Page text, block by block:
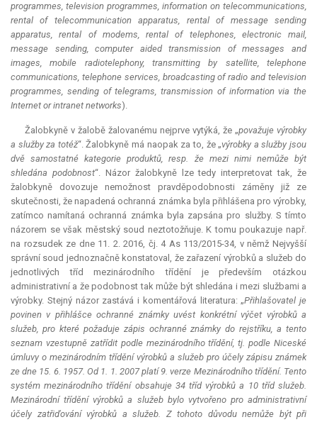
programmes, television programmes, information on telecommunications,
rental of telecommunicationapparatus, rental of message sending
apparatus, rental of modems, rental of telephones, electronic mail,
message sending, computer aided transmission of messages and
images, mobile radiotelephony, transmitting by satellite, telephone
communications, telephone services, broadcasting of radio and television
programmes, sending of telegrams, transmission of information via the
Internet or intranet networks).
Žalobkyně v žalobě žalovanému nejprve vytýká, že „považuje výrobky
a služby za totéž“. Žalobkyně má naopak za to, že „výrobky a služby jsou
dvě samostatné kategorie produktů, resp. že mezi nimi nemůže být
shledána podobnost“. Názor žalobkyně lze tedy interpretovat tak, že
žalobkyně dovozuje nemožnost pravděpodobnosti záměny již ze
skutečnosti, že napadená ochranná známka byla přihlášena pro výrobky,
zatímco namítaná ochranná známka byla zapsána pro služby. S tímto
názorem se však městský soud neztotožňuje. K tomu poukazuje např.
na rozsudek ze dne 11. 2. 2016, čj. 4 As 113/2015-34, v němž Nejvyšší
správní soud jednoznačně konstatoval, že zařazení výrobků a služeb do
jednotlivých tříd mezinárodního třídění je především otázkou
administrativní a že podobnost tak může být shledána i mezi službami a
výrobky. Stejný názor zastává i komentářová literatura: „Přihlašovatel je
povinen v přihlášce ochranné známky uvést konkrétní výčet výrobků a
služeb, pro které požaduje zápis ochranné známky do rejstříku, a tento
seznam vzestupně zatřídit podle mezinárodního třídění, tj. podle Niceské
úmluvy o mezinárodním třídění výrobků a služeb pro účely zápisu známek
ze dne 15. 6. 1957. Od 1. 1. 2007 platí 9. verze Mezinárodního třídění. Tento
systém mezinárodního třídění obsahuje 34 tříd výrobků a 10 tříd služeb.
Mezinárodní třídění výrobků a služeb bylo vytvořeno pro administrativní
účely zatřiďování výrobků a služeb. Z tohoto důvodu nemůže být při